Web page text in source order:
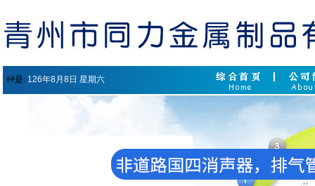
##是: 126年8月8日 星期六